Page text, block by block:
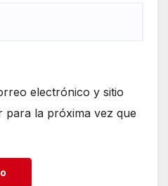
electrónico y sitio
para la próxima vez que